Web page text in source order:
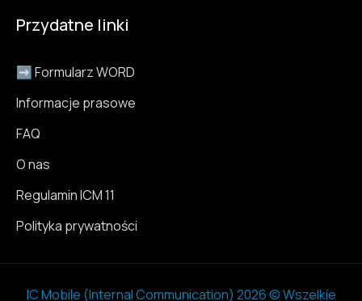
Przydatne linki
➡️ Formularz WORD
Informacje prasowe
FAQ
O nas
Regulamin ICM 11
Polityka prywatności
IC Mobile (Internal Communication) 2026 © Wszelkie